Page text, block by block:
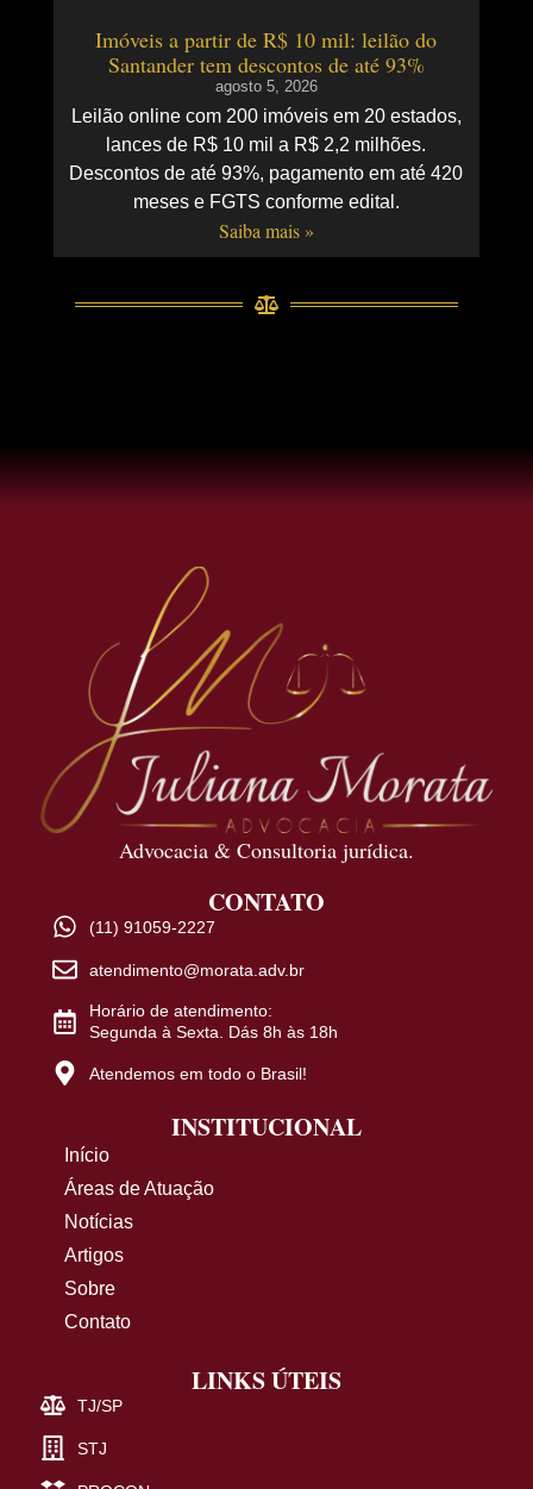
Imóveis a partir de R$ 10 mil: leilão do
Santander tem descontos de até 93%
agosto 5, 2026
Leilão online com 200 imóveis em 20 estados,
lances de R$ 10 mil a R$ 2,2 milhões.
Descontos de até 93%, pagamento em até 420
meses e FGTS conforme edital.
Saiba mais »
Advocacia & Consultoria jurídica.
CONTATO
(11) 91059-2227
atendimento@morata.adv.br
Horário de atendimento:
Segunda à Sexta. Dás 8h às 18h
Atendemos em todo o Brasil!
INSTITUCIONAL
Início
Áreas de Atuação
Notícias
Artigos
Sobre
Contato
LINKS ÚTEIS
TJ/SP
STJ